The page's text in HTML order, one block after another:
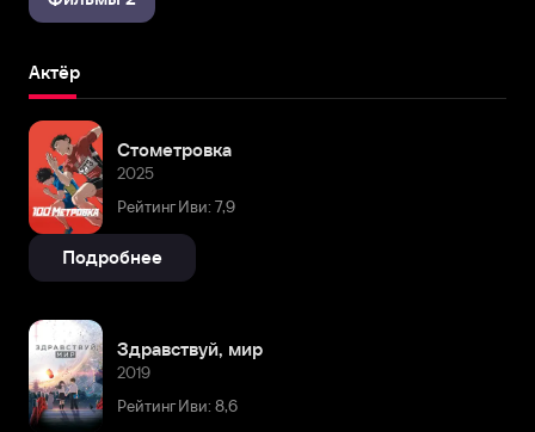
Актёр
Стометровка
2025
Рейтинг Иви: 7,9
Подробнее
Здравствуй, мир
2019
Рейтинг Иви: 8,6